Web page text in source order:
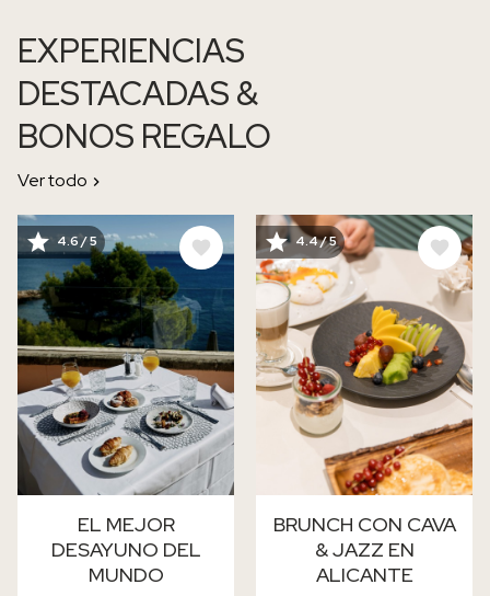
EXPERIENCIAS
DESTACADAS &
BONOS REGALO
Ver todo
IMAGE
4.6 / 5
EL MEJOR
DESAYUNO DEL
MUNDO
IMAGE
4.4 / 5
BRUNCH CON CAVA
& JAZZ EN
ALICANTE